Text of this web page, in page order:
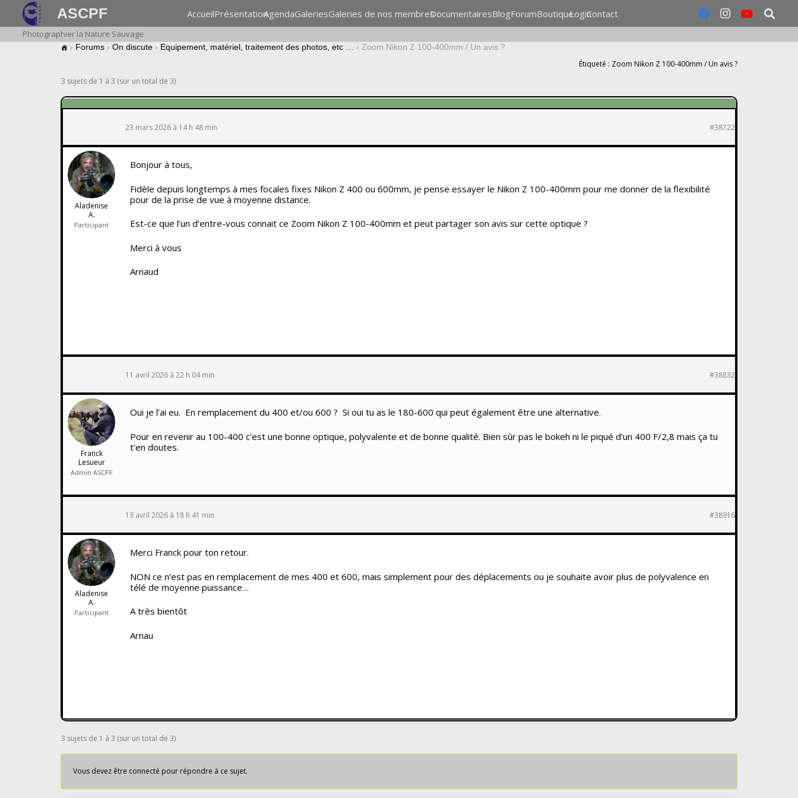
ASCPF AccueilPrésentationAgendaGaleriesGaleries de nos membresDocumentairesBlogForumBoutiqueLoginContact
Photographier la Nature Sauvage
› Forums › On discute › Equipement, matériel, traitement des photos, etc … › Zoom Nikon Z 100-400mm / Un avis ?
Étiqueté : Zoom Nikon Z 100-400mm / Un avis ?
3 sujets de 1 à 3 (sur un total de 3)
23 mars 2026 à 14 h 48 min #38722
Aladenise
A.
Participant
Bonjour à tous,
Fidèle depuis longtemps à mes focales fixes Nikon Z 400 ou 600mm, je pense essayer le Nikon Z 100-400mm pour me donner de la flexibilité
pour de la prise de vue à moyenne distance.
Est-ce que l’un d’entre-vous connait ce Zoom Nikon Z 100-400mm et peut partager son avis sur cette optique ?
Merci à vous
Arnaud
11 avril 2026 à 22 h 04 min #38832
Franck
Lesueur
Admin ASCPF
Oui je l’ai eu. En remplacement du 400 et/ou 600 ? Si oui tu as le 180-600 qui peut également être une alternative.
Pour en revenir au 100-400 c’est une bonne optique, polyvalente et de bonne qualité. Bien sûr pas le bokeh ni le piqué d’un 400 F/2,8 mais ça tu
t’en doutes.
13 avril 2026 à 18 h 41 min #38916
Aladenise
A.
Participant
Merci Franck pour ton retour.
NON ce n’est pas en remplacement de mes 400 et 600, mais simplement pour des déplacements ou je souhaite avoir plus de polyvalence en
télé de moyenne puissance…
A très bientôt
Arnau
3 sujets de 1 à 3 (sur un total de 3)
Vous devez être connecté pour répondre à ce sujet.